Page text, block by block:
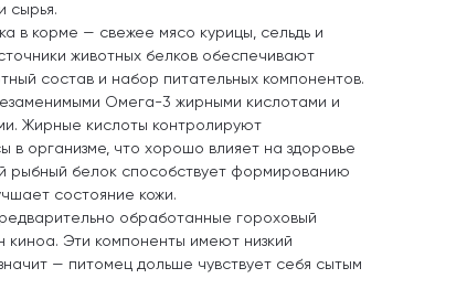
сырья.
в корме — свежее мясо курицы, сельдь и
животных белков обеспечивают
состав и набор питательных компонентов.
Омега-3 жирными кислотами и
Жирные кислоты контролируют
в организме, что хорошо влияет на здоровье
рыбный белок способствует формированию
состояние кожи.
обработанные гороховый
киноа. Эти компоненты имеют низкий
— питомец дольше чувствует себя сытым